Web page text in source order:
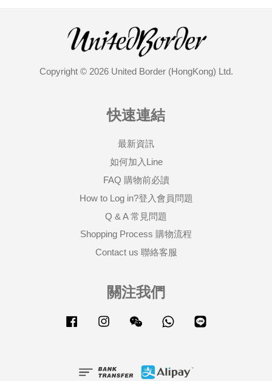
Copyright © 2026 United Border (HongKong) Ltd.
快速連結
最新資訊
如何加入Line
FAQ 購物前必讀
How to Log in?登入會員問題
Q & A 常見問題
Shopping Process 購物流程
Contact us 聯絡客服
關注我們
Facebook Instagram Wechat Whatsapp